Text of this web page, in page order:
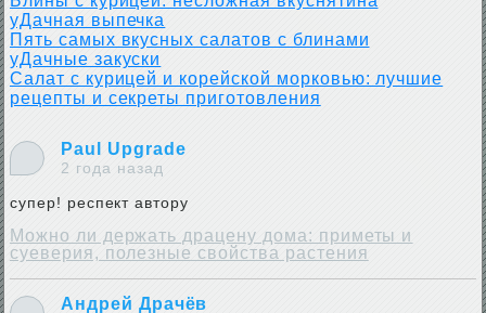
уДачная выпечка
Пять самых вкусных салатов с блинами
уДачные закуски
Салат с курицей и корейской морковью: лучшие
рецепты и секреты приготовления
Paul Upgrade
2 года назад
супер! респект автору
Можно ли держать драцену дома: приметы и
суеверия, полезные свойства растения
Андрей Драчёв